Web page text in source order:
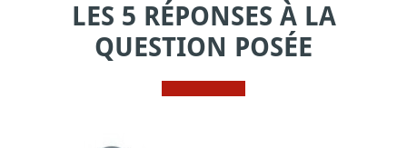
LES 5 RÉPONSES À LA
QUESTION POSÉE